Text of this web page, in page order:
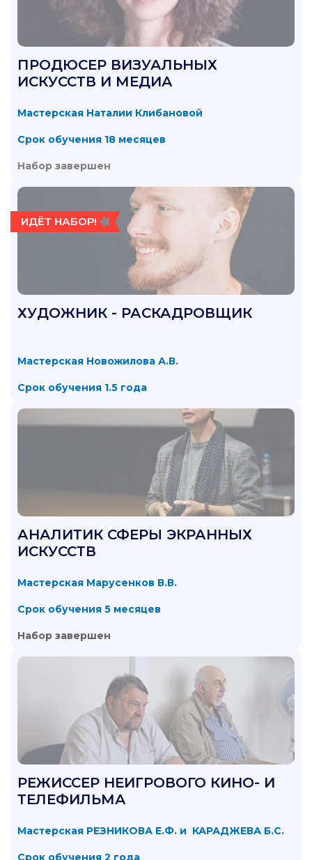
ПРОДЮСЕР ВИЗУАЛЬНЫХ
ИСКУССТВ И МЕДИА
Мастерская Наталии Клибановой
Срок обучения 18 месяцев
Набор завершен
ИДЁТ НАБОР!
ХУДОЖНИК - РАСКАДРОВЩИК
Мастерская Новожилова А.В.
Срок обучения 1.5 года
АНАЛИТИК СФЕРЫ ЭКРАННЫХ
ИСКУССТВ
Мастерская Марусенков В.В.
Срок обучения 5 месяцев
Набор завершен
РЕЖИССЕР НЕИГРОВОГО КИНО- И
ТЕЛЕФИЛЬМА
Мастерская РЕЗНИКОВА Е.Ф. и КАРАДЖЕВА Б.С.
Срок обучения 2 года